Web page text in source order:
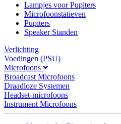
Lampjes voor Pupiters
Microfoonstatieven
Pupiters
Speaker Standen
Verlichting
Voedingen (PSU)
Microfoons
Broadcast Microfoons
Draadloze Systemen
Headset-microfoons
Instrument Microfoons